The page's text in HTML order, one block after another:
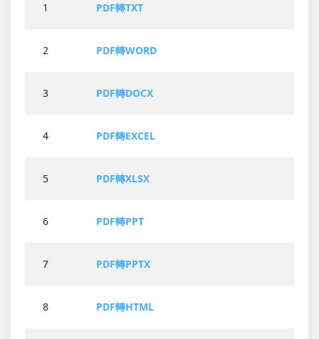
1 PDF轉TXT
2 PDF轉WORD
3 PDF轉DOCX
4 PDF轉EXCEL
5 PDF轉XLSX
6 PDF轉PPT
7 PDF轉PPTX
8 PDF轉HTML